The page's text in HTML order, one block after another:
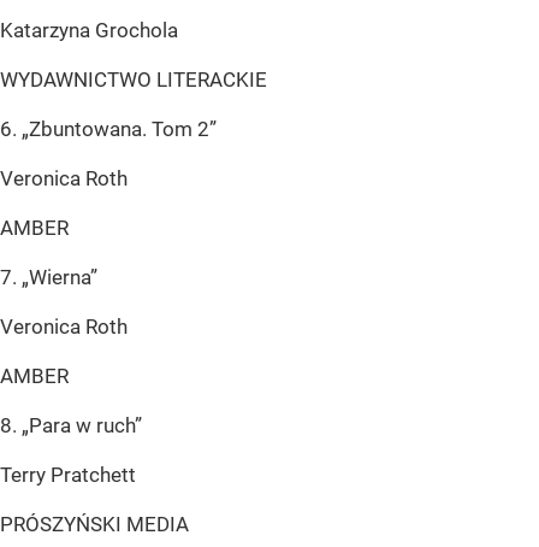
Katarzyna Grochola
WYDAWNICTWO LITERACKIE
6. „Zbuntowana. Tom 2”
Veronica Roth
AMBER
7. „Wierna”
Veronica Roth
AMBER
8. „Para w ruch”
Terry Pratchett
PRÓSZYŃSKI MEDIA